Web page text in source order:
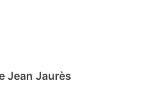
Jean Jaurès